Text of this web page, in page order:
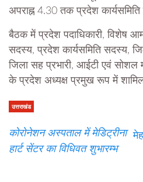
अपराह्न 4.30 तक प्रदेश
बैठक में प्रदेश पदाधिकारी, विशेष
सदस्य, प्रदेश कार्यसमिति सदस्य,
जिला सह प्रभारी, आईटी एवं सोशल
के प्रदेश अध्यक्ष प्रमुख रूप में
उत्तराखंड
कोरोनेशन अस्पताल में मेडिट्रीना
हार्ट सेंटर का विधिवत शुभारम्भ